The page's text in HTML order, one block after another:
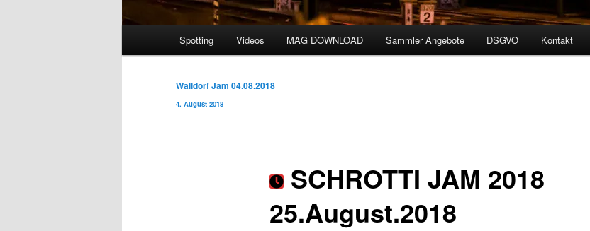
Spotting Videos MAG DOWNLOAD Sammler Angebote DSGVO Kontakt
Beitragsnavigation
Walldorf Jam 04.08.2018
4. August 2018
SCHROTTI JAM 2018
25.August.2018